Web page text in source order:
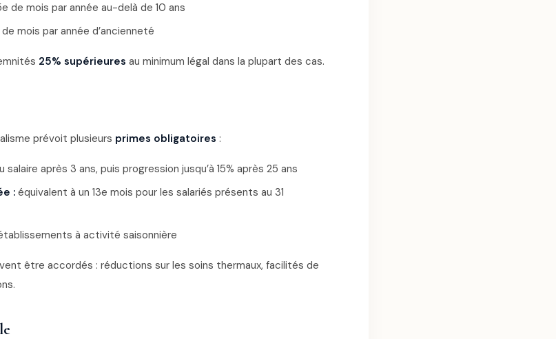
de mois par année au-delà de 10 ans
mois par année d’ancienneté
25% supérieures au minimum légal dans la plupart des cas.
prévoit plusieurs primes obligatoires :
salaire après 3 ans, puis progression jusqu’à 15% après 25 ans
: équivalent à un 13e mois pour les salariés présents au 31
à activité saisonnière
être accordés : réductions sur les soins thermaux, facilités de